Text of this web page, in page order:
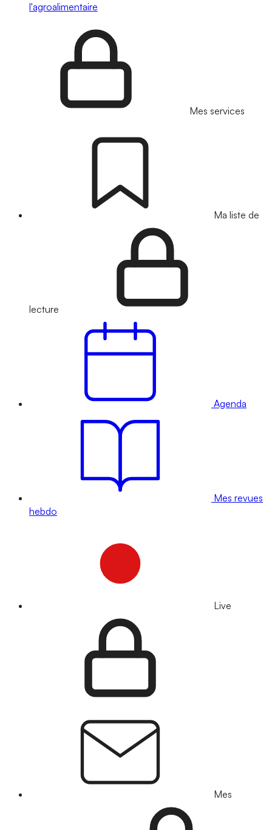
l'agroalimentaire
Mes services
Ma liste de
lecture
Agenda
Mes revues
hebdo
Live
Mes